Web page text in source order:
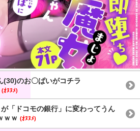
(30)のお〇ぱいがコチラ
(ｵﾇﾇﾒ)
が「ドコモの銀行」に変わってうん
ｗｗ (ｵﾇﾇﾒ)